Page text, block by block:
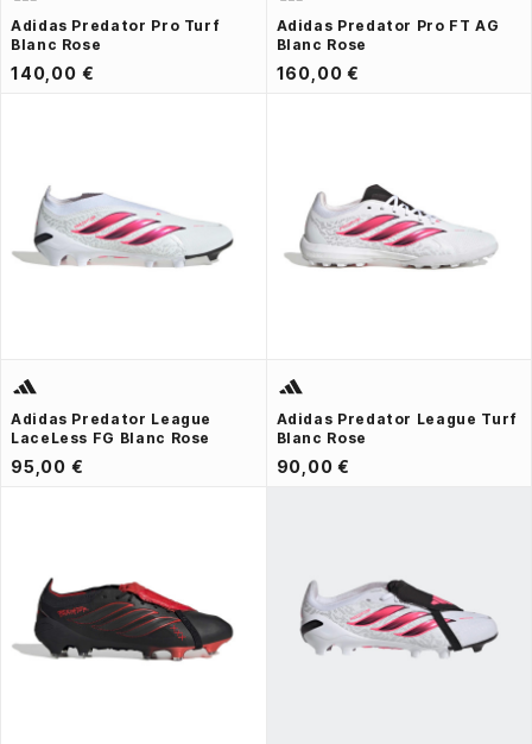
Adidas Predator Pro Turf
Blanc Rose
140,00 €
Adidas Predator Pro FT AG
Blanc Rose
160,00 €
Adidas Predator League
LaceLess FG Blanc Rose
95,00 €
Adidas Predator League Turf
Blanc Rose
90,00 €